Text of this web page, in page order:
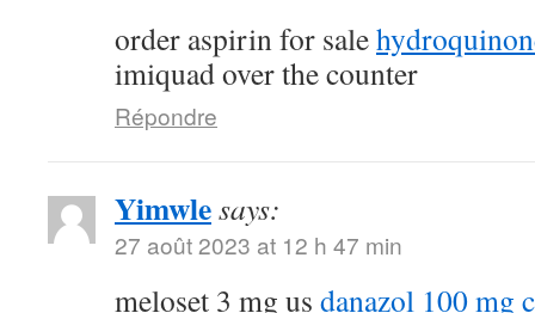
order aspirin for sale
imiquad over the counter
Répondre
Yimwlesays:
27 août 2023 at 12 h 47 min
meloset 3 mg us danazol 100 mg